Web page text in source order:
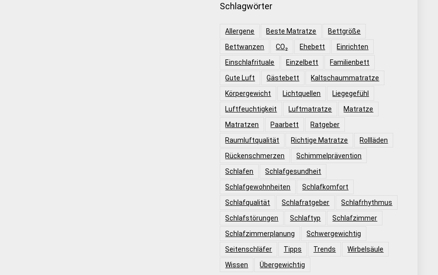
Schlagwörter
Allergene Beste Matratze
Bettgröße
Bettwanzen
CO₂ Ehebett
Einrichten
Einschlafrituale
Einzelbett
Familienbett
Gute Luft
Gästebett
Kaltschaummatratze
Körpergewicht
Lichtquellen
Liegegefühl
Luftfeuchtigkeit
Luftmatratze
Matratze
Matratzen
Paarbett
Ratgeber
Raumluftqualität
Richtige Matratze
Rollläden
Rückenschmerzen
Schimmelprävention
Schlafen
Schlafgesundheit
Schlafgewohnheiten
Schlafkomfort
Schlafqualität
Schlafratgeber
Schlafrhythmus
Schlafstörungen
Schlaftyp
Schlafzimmer
Schlafzimmerplanung
Schwergewichtig
Seitenschläfer
Tipps Trends
Wirbelsäule
Wissen
Übergewichtig